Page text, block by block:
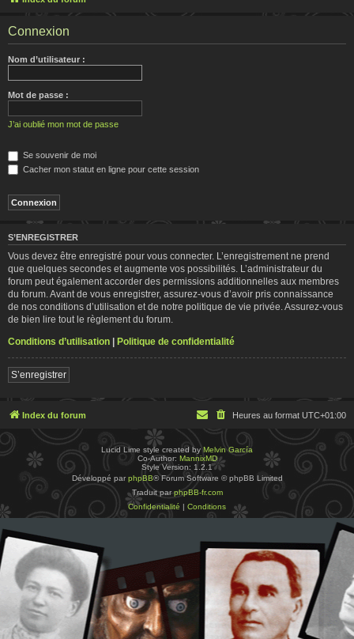
Connexion
Nom d’utilisateur :
Mot de passe :
J’ai oublié mon mot de passe
Se souvenir de moi
Cacher mon statut en ligne pour cette session
S’ENREGISTRER
Vous devez être enregistré pour vous connecter. L’enregistrement ne prend
que quelques secondes et augmente vos possibilités. L’administrateur du
forum peut également accorder des permissions additionnelles aux membres
du forum. Avant de vous enregistrer, assurez-vous d’avoir pris connaissance
de nos conditions d’utilisation et de notre politique de vie privée. Assurez-vous
de bien lire tout le règlement du forum.
Conditions d’utilisation | Politique de confidentialité
S’enregistrer
Index du forum Heures au format UTC+01:00
Lucid Lime style created byMelvin García
Co-Author: MannixMD
Style Version: 1.2.1
Développé par phpBB® Forum Software © phpBB Limited
Traduit parphpBB-fr.com
Confidentialité | Conditions